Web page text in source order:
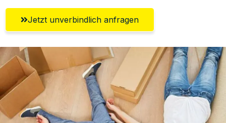
Jetzt unverbindlich anfragen